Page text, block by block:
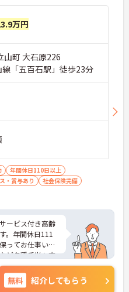
万円
山町 大石原226
「五百石駅」徒歩23分
年間休日110日以上
・賞与あり
社会保険完備
ービス付き高齢
。年間休日111
ってお仕事いた
ど各種手当も充
興味のある方は
ご気軽にお問い
無料 紹介してもらう